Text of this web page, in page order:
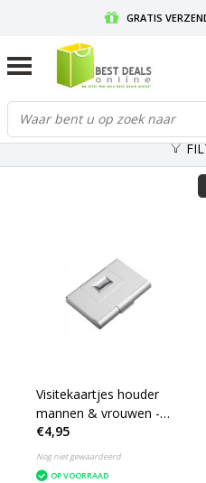
GRATIS
GRATIS RETOURNEREN
Visitekaartjes houder
mannen & vrouwen -
Kaarthouder Pasjes -
Uitschuifbaar -
Creditcardhouder RFID -
€4,95
Nog niet gewaardeerd
OP VOORRAAD